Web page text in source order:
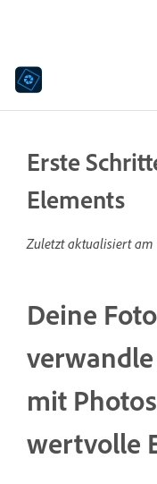
Erste
Elements
Zuletzt aktualisiert am
Deine
mit
wertvolle